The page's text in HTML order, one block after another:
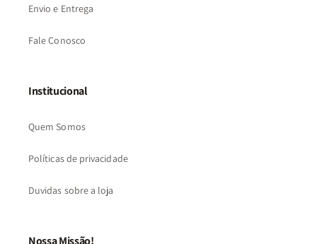
Envio e Entrega
Fale Conosco
Institucional
Quem Somos
Políticas de privacidade
Duvidas sobre a loja
Nossa Missão!